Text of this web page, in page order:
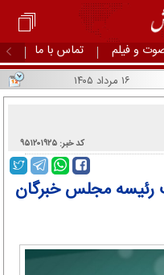
و فیلم تماس با ما
کد خبر: ۹۵۱۲۰۱۹۲۵
مجلس خبرگان